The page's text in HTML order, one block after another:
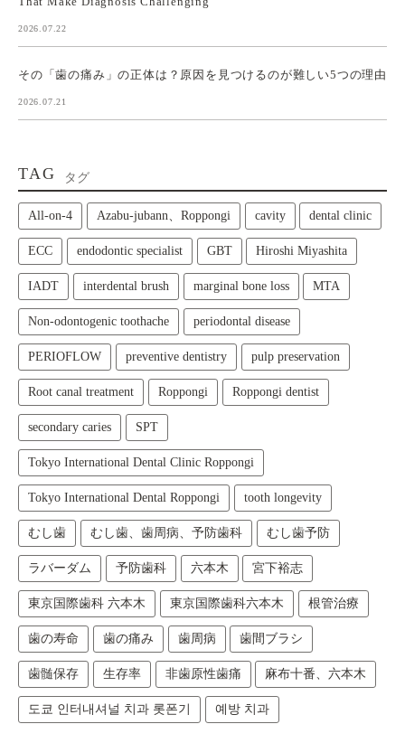
2026.07.22
その「歯の痛み」の正体は？原因を見つけるのが難しい5つの理由
2026.07.21
TAG タグ
All‑on‑4 Azabu-jubann、Roppongi cavity dental clinic
ECC endodontic specialist GBT Hiroshi Miyashita
IADT interdental brush marginal bone loss MTA
Non-odontogenic toothache periodontal disease
PERIOFLOW preventive dentistry pulp preservation
Root canal treatment Roppongi Roppongi dentist
secondary caries SPT
Tokyo International Dental Clinic Roppongi
Tokyo International Dental Roppongi tooth longevity
むし歯 むし歯、歯周病、予防歯科 むし歯予防
ラバーダム 予防歯科 六本木 宮下裕志
東京国際歯科 六本木 東京国際歯科六本木 根管治療
歯の寿命 歯の痛み 歯周病 歯間ブラシ
歯髄保存 生存率 非歯原性歯痛 麻布十番、六本木
도쿄 인터내셔널 치과 롯폰기 예방 치과